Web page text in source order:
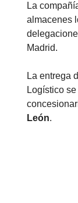
La
almacenes
Madrid.
La entrega
Logístico
León.